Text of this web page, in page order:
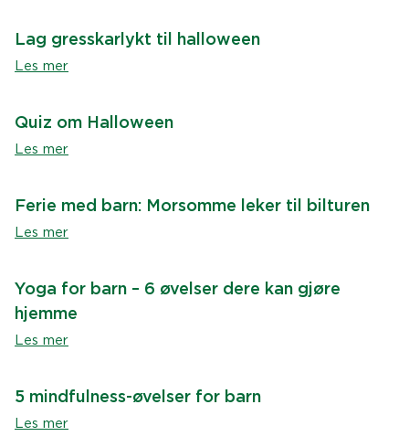
Lag gresskarlykt til halloween
Les mer
Quiz om Halloween
Les mer
Ferie med barn: Morsomme leker til bilturen
Les mer
Yoga for barn – 6 øvelser dere kan gjøre
hjemme
Les mer
5 mindfulness-øvelser for barn
Les mer